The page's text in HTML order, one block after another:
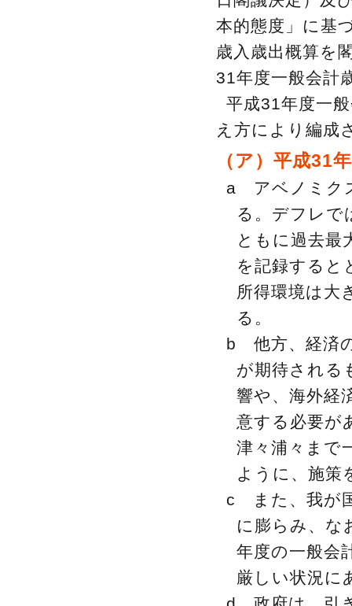
本的態度」に基
歳入歳出概算を
31年度一般会計
平成31年度一
え方により編成
（ア）平成31
a アベノミク
る。デフレで
ともに過去最
を記録すると
所得環境は大
る。
b 他方、経済
が期待される
響や、海外経
意する必要が
津々浦々まで
ように、施策
c また、我が
に膨らみ、な
年度の一般会
厳しい状況に